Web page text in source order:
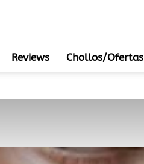
Reviews Chollos/Ofertas